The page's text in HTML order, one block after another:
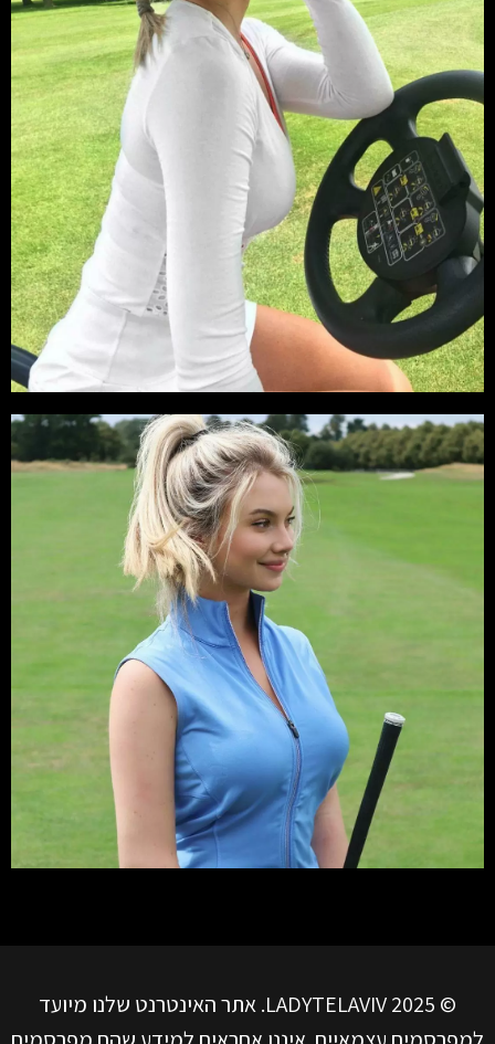
© LADYTELAVIV 2025. אתר האינטרנט שלנו מיועד